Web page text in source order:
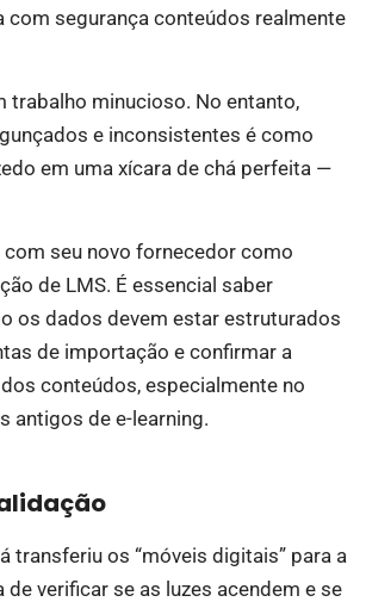
com segurança conteúdos realmente
trabalho minucioso. No entanto,
e inconsistentes é como
em uma xícara de chá perfeita —
com seu novo fornecedor como
de LMS. É essencial saber
os dados devem estar estruturados
de importação e confirmar a
conteúdos, especialmente no
antigos de e-learning.
transferiu os “móveis digitais” para a
de verificar se as luzes acendem e se